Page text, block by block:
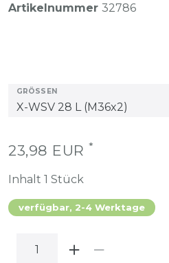
Artikelnummer 32786
GRÖSSEN
23,98 EUR *
Inhalt 1 Stück
verfügbar, 2-4 Werktage